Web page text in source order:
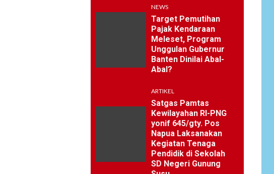
NEWS
Target Pemutihan
Pajak Kendaraan
Meleset, Program
Unggulan Gubernur
Banten Dinilai Abal-
Abal?
ARTIKEL
Satgas Pamtas
Kewilayahan RI-PNG
yonif 645/gty. Pos
Napua Laksanakan
Kegiatan Tenaga
Pendidik di Sekolah
SD Negeri Gunung